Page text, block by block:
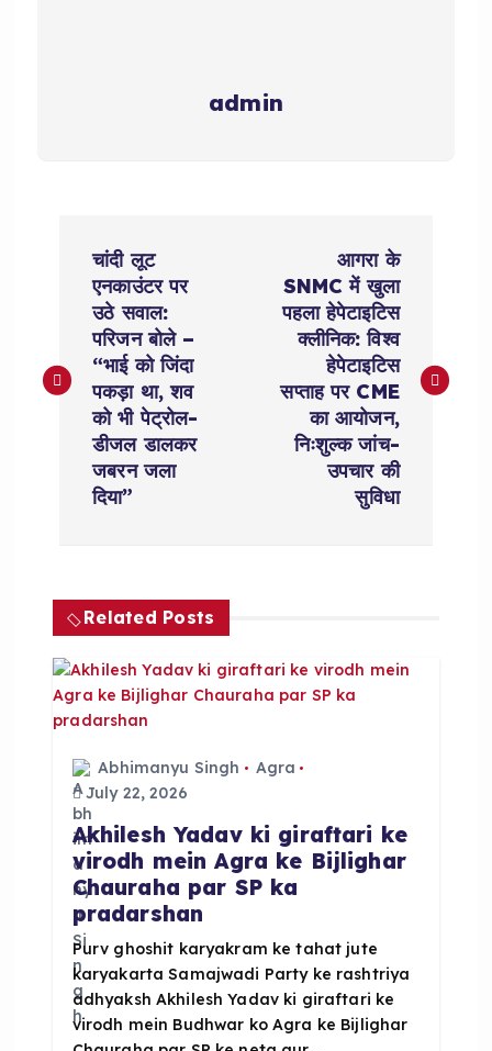
admin
t
g
a
चांदी लूट
एनकाउंटर पर
उठे सवाल:
परिजन बोले –
“भाई को जिंदा
पकड़ा था, शव
को भी पेट्रोल-
डीजल डालकर
जबरन जला
दिया”
आगरा के
SNMC में खुला
पहला हेपेटाइटिस
क्लीनिक: विश्व
हेपेटाइटिस
सप्ताह पर CME
का आयोजन,
निःशुल्क जांच-
उपचार की
सुविधा
Related Posts
Abhimanyu Singh
Agra
July 22, 2026
Akhilesh Yadav ki giraftari ke
virodh mein Agra ke Bijlighar
Chauraha par SP ka
pradarshan
Purv ghoshit karyakram ke tahat jute
karyakarta Samajwadi Party ke rashtriya
adhyaksh Akhilesh Yadav ki giraftari ke
virodh mein Budhwar ko Agra ke Bijlighar